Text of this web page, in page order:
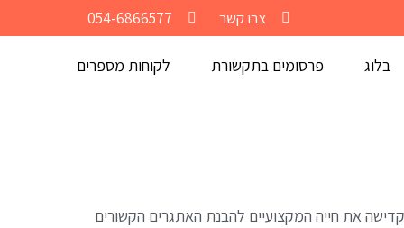
צרו קשר 054-6866577
בלוג פרסומים בתקשורת לקוחות מספרים
שנאבקה בעודף משקל והקדישה את חייה המקצועיים להבנת האתגרים הקשורים